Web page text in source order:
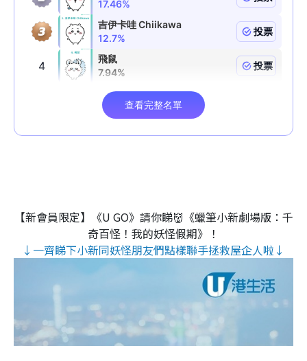
【新會員限定】《U GO》請你睇👹《蠟筆小新劇場版：千
奇百怪！我的妖怪假期》！
↓一齊睇下小新同妖怪朋友們點樣聯手拯救屋企人啦↓